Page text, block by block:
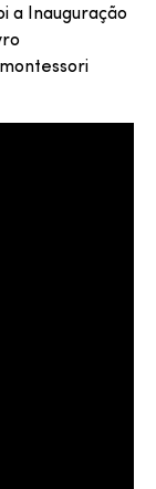
a Inauguração